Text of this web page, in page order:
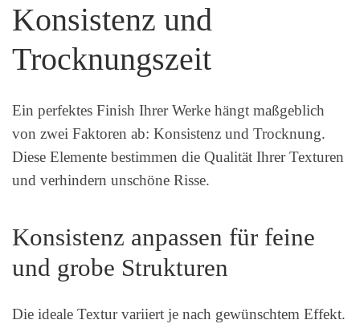
Konsistenz und
Trocknungszeit
Ein perfektes Finish Ihrer Werke hängt maßgeblich
von zwei Faktoren ab: Konsistenz und Trocknung.
Diese Elemente bestimmen die Qualität Ihrer Texturen
und verhindern unschöne Risse.
Konsistenz anpassen für feine
und grobe Strukturen
Die ideale Textur variiert je nach gewünschtem Effekt.